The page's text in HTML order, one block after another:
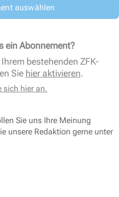
auswählen
ein Abonnement?
bestehenden ZFK-
Sie hier aktivieren.
sich hier an.
Sie uns Ihre Meinung
unsere Redaktion gerne unter